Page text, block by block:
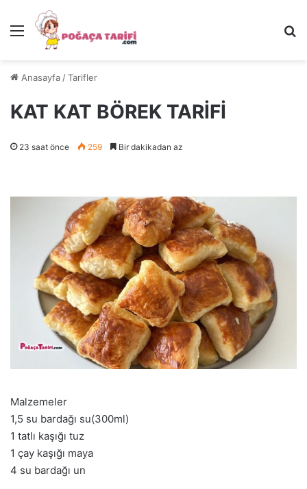
Menü
Anasayfa /Tarifler
KAT KAT BÖREK TARİFİ
23 saat önce 259 Bir dakikadan az
Malzemeler
1,5 su bardağı su(300ml)
1 tatlı kaşığı tuz
1 çay kaşığı maya
4 su bardağı un